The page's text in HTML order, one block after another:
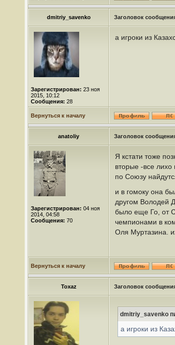
dmitriy_savenko Заголовок
Зарегистрирован: 23 ноя
2015, 10:12
Сообщения: 28
а игроки из
Вернуться к началу
anatoliy Заголовок
Зарегистрирован: 04 ноя
2014, 04:58
Сообщения: 70
Я кстати тоже
вторые -все лихо
по Союзу
и в гомоку она
другом Володей
было еще Го, от
чемпионами в
Оля Муртазина.
Вернуться к началу
Toxaz Заголовок
dmitriy_savenko
а игроки из